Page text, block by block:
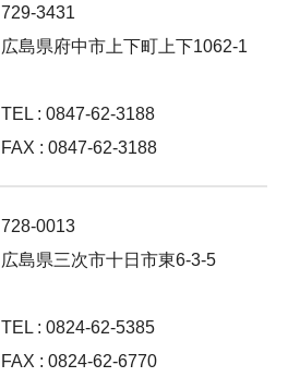
729-3431
広島県府中市上下町上下1062-1
TEL : 0847-62-3188
FAX : 0847-62-3188
728-0013
広島県三次市十日市東6-3-5
TEL : 0824-62-5385
FAX : 0824-62-6770